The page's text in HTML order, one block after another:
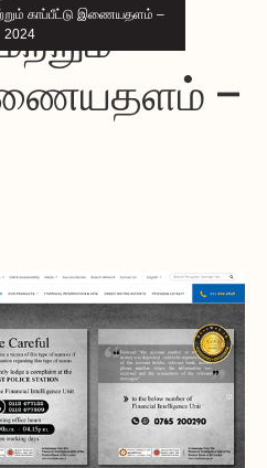
காப்பீட்டு இணையதளம் –
2024
–